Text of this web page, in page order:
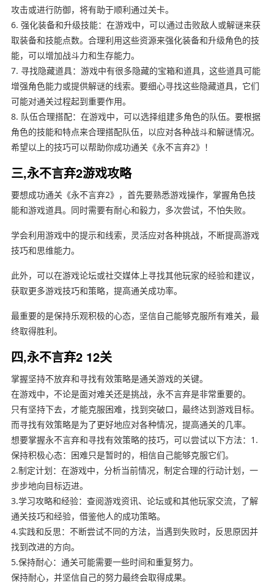
攻击或进行防御，将有助于顺利通过关卡。
6. 强化装备和升级技能：在游戏中，可以通过击败敌人或解谜来获
取装备和技能点数。合理利用这些资源来强化装备和升级角色的技
能，可以增加战斗力和生存能力。
7. 寻找隐藏道具：游戏中有很多隐藏的宝箱和道具，这些道具可能
增强角色能力或提供解谜的线索。要细心寻找这些隐藏道具，它们
可能对通关过程起到重要作用。
8. 队伍合理搭配：在游戏中，可以选择组建多角色的队伍。要根据
角色的技能和特点来合理搭配队伍，以应对各种战斗和解谜情况。
希望以上的技巧可以帮助你成功通关《永不言弃2》！
三,永不言弃2游戏攻略
要想成功通关《永不言弃2》，首先要熟悉游戏操作，掌握角色技
能和游戏道具。同时需要有耐心和毅力，多次尝试，不怕失败。
学会利用游戏中的提示和线索，灵活应对各种挑战，不断提高游戏
技巧和思维能力。
此外，可以在游戏论坛或社交媒体上寻找其他玩家的经验和建议，
获取更多游戏技巧和策略，提高通关成功率。
最重要的是保持乐观积极的心态，坚信自己能够克服所有难关，最
终取得胜利。
四,永不言弃2 12关
掌握坚持不放弃和寻找有效策略是通关游戏的关键。
在游戏中，不论是面对难关还是挑战，永不言弃是非常重要的。
只有坚持下去，才能克服困难，找到突破口，最终达到游戏目标。
而寻找有效策略是为了更好地应对各种情况，提高通关的几率。
想要掌握永不言弃和寻找有效策略的技巧，可以尝试以下方法：1.
保持积极心态：困难只是暂时的，相信自己能够克服它们。
2.制定计划：在游戏中，分析当前情况，制定合理的行动计划，一
步步地向目标迈进。
3.学习攻略和经验：查阅游戏资讯、论坛或和其他玩家交流，了解
通关技巧和经验，借鉴他人的成功策略。
4.实践和反思：不断尝试不同的方法，当遇到失败时，反思原因并
找到改进的方向。
5.保持耐心：通关可能需要一些时间和重复努力。
保持耐心，并坚信自己的努力最终会取得成果。